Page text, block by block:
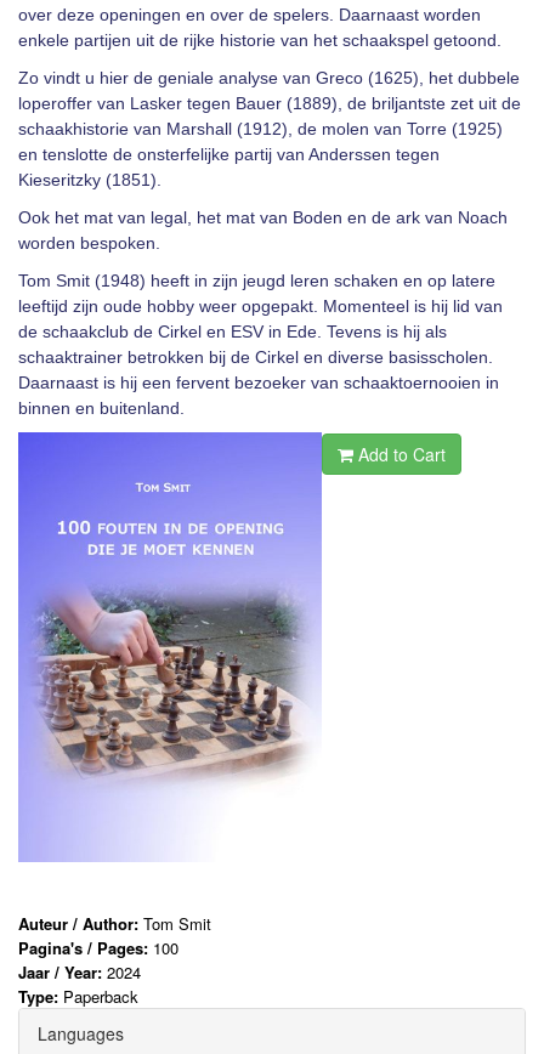
over deze openingen en over de spelers. Daarnaast worden
enkele partijen uit de rijke historie van het schaakspel getoond.
Zo vindt u hier de geniale analyse van Greco (1625), het dubbele
loperoffer van Lasker tegen Bauer (1889), de briljantste zet uit de
schaakhistorie van Marshall (1912), de molen van Torre (1925)
en tenslotte de onsterfelijke partij van Anderssen tegen
Kieseritzky (1851).
Ook het mat van legal, het mat van Boden en de ark van Noach
worden bespoken.
Tom Smit (1948) heeft in zijn jeugd leren schaken en op latere
leeftijd zijn oude hobby weer opgepakt. Momenteel is hij lid van
de schaakclub de Cirkel en ESV in Ede. Tevens is hij als
schaaktrainer betrokken bij de Cirkel en diverse basisscholen.
Daarnaast is hij een fervent bezoeker van schaaktoernooien in
binnen en buitenland.
Add to Cart
Auteur / Author: Tom Smit
Pagina's / Pages: 100
Jaar / Year: 2024
Type: Paperback
Languages